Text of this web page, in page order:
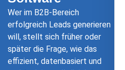
Wer im B2B-Bereich
erfolgreich Leads generieren
will, stellt sich früher oder
später die Frage, wie das
effizient, datenbasiert und